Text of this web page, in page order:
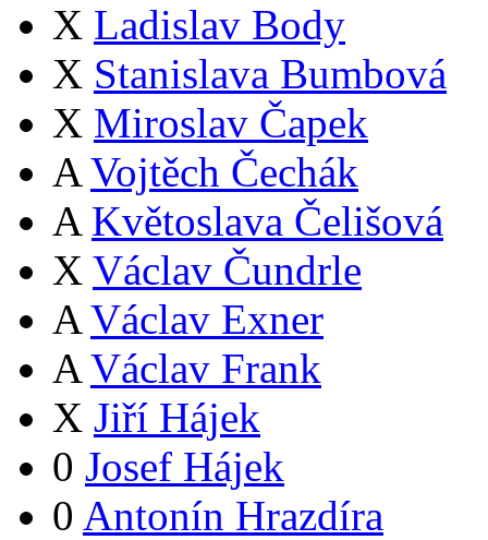
X Ladislav Body
X Stanislava Bumbová
X Miroslav Čapek
A Vojtěch Čechák
A Květoslava Čelišová
X Václav Čundrle
A Václav Exner
A Václav Frank
X Jiří Hájek
0 Josef Hájek
0 Antonín Hrazdíra